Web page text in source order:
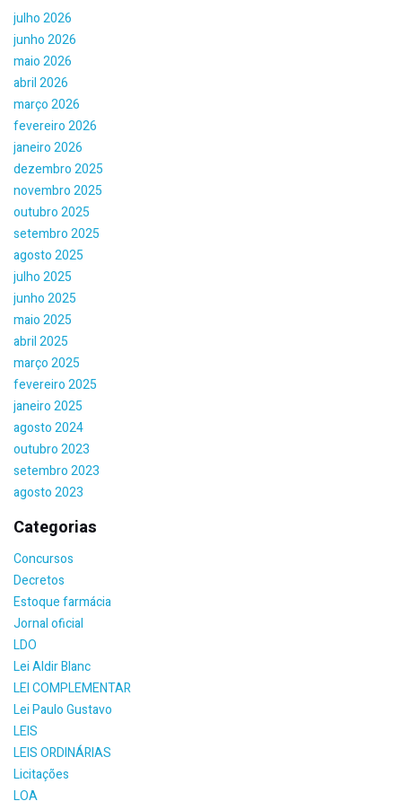
julho 2026
junho 2026
maio 2026
abril 2026
março 2026
fevereiro 2026
janeiro 2026
dezembro 2025
novembro 2025
outubro 2025
setembro 2025
agosto 2025
julho 2025
junho 2025
maio 2025
abril 2025
março 2025
fevereiro 2025
janeiro 2025
agosto 2024
outubro 2023
setembro 2023
agosto 2023
Categorias
Concursos
Decretos
Estoque farmácia
Jornal oficial
LDO
Lei Aldir Blanc
LEI COMPLEMENTAR
Lei Paulo Gustavo
LEIS
LEIS ORDINÁRIAS
Licitações
LOA